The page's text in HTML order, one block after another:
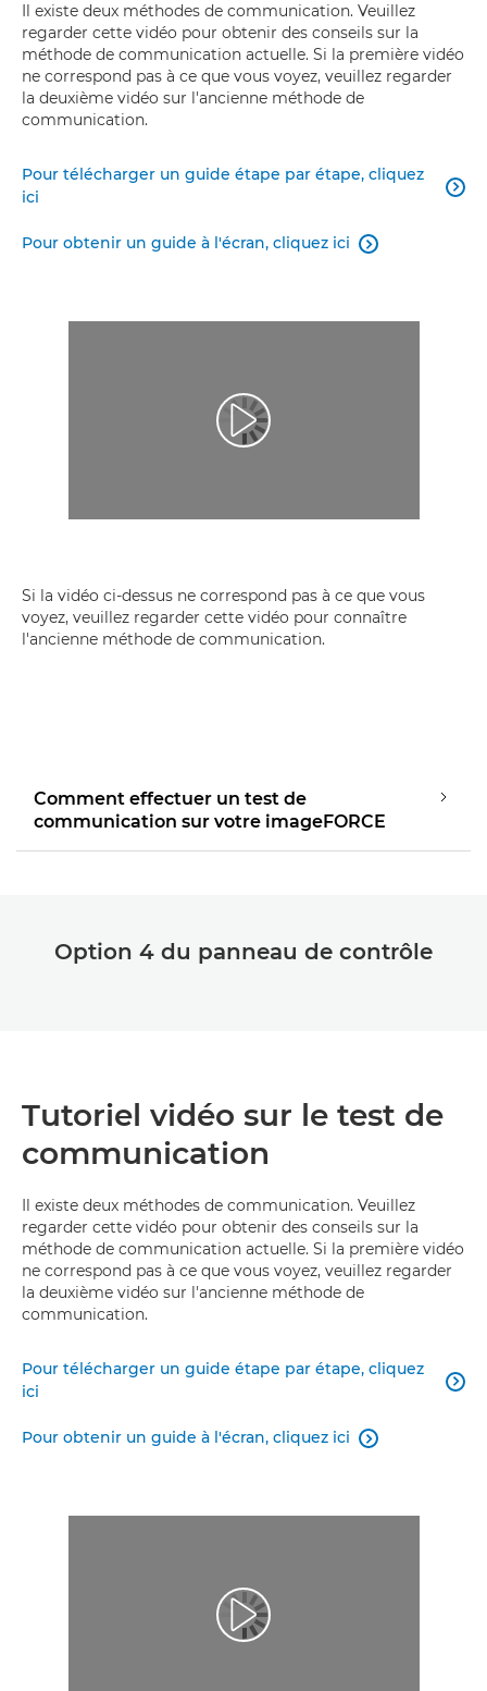
Il existe deux méthodes de communication. Veuillez
regarder cette vidéo pour obtenir des conseils sur la
méthode de communication actuelle. Si la première vidéo
ne correspond pas à ce que vous voyez, veuillez regarder
la deuxième vidéo sur l'ancienne méthode de
communication.
Pour télécharger un guide étape par étape, cliquez
ici

Pour obtenir un guide à l'écran, cliquez ici 
Lancer la vidéo
Si la vidéo ci-dessus ne correspond pas à ce que vous
voyez, veuillez regarder cette vidéo pour connaître
l'ancienne méthode de communication.
Comment effectuer un test de
communication sur votre imageFORCE
Option 4 du panneau de contrôle
Tutoriel vidéo sur le test de
communication
Il existe deux méthodes de communication. Veuillez
regarder cette vidéo pour obtenir des conseils sur la
méthode de communication actuelle. Si la première vidéo
ne correspond pas à ce que vous voyez, veuillez regarder
la deuxième vidéo sur l'ancienne méthode de
communication.
Pour télécharger un guide étape par étape, cliquez
ici

Pour obtenir un guide à l'écran, cliquez ici 
Lancer la vidéo